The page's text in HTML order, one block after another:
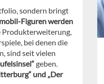
sondern bringt
Figuren werden
Produkterweiterung,
bei denen die
sind seit vielen
geben.
und „Der